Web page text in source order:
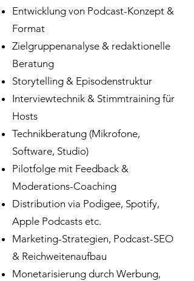
Entwicklung von Podcast-Konzept &
Format
Zielgruppenanalyse & redaktionelle
Beratung
Storytelling & Episodenstruktur
Interviewtechnik & Stimmtraining für
Hosts
Technikberatung (Mikrofone,
Software, Studio)
Pilotfolge mit Feedback &
Moderations-Coaching
Distribution via Podigee, Spotify,
Apple Podcasts etc.
Marketing-Strategien, Podcast-SEO
& Reichweitenaufbau
Monetarisierung durch Werbung,